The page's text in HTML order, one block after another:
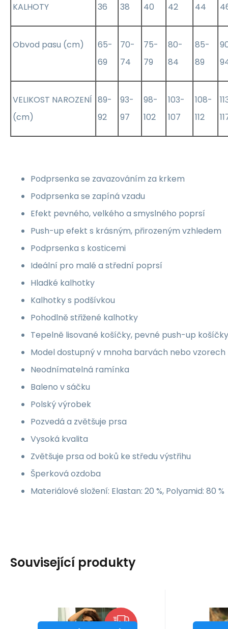
KALHOTY 36 38 40 42 44
Obvod pasu (cm)
65-
69
70-
74
75-
79
80-
84
85-
89
VELIKOST NAROZENÍ
(cm)
89-
92
93-
97
98-
102
103-
107
108-
112
Podprsenka se zavazováním za krkem
Podprsenka se zapíná vzadu
Efekt pevného, velkého a smyslného poprsí
Push-up efekt s krásným, přirozeným vzhledem
Podprsenka s kosticemi
Ideální pro malé a střední poprsí
Hladké kalhotky
Kalhotky s podšívkou
Pohodlně střižené kalhotky
Tepelně lisované košíčky, pevné push-up košíčky
Model dostupný v mnoha barvách nebo vzorech
Neodnímatelná ramínka
Baleno v sáčku
Polský výrobek
Pozvedá a zvětšuje prsa
Vysoká kvalita
Zvětšuje prsa od boků ke středu výstřihu
Šperková ozdoba
Materiálové složení: Elastan: 20 %, Polyamid: 80 %
Související produkty
Dámské dvoudílné
Kód:i10_P69771
Kód dod.:1210004669007
Záruka2 roky
od1 749Kč2 099 Kč
Skladem - expedice ihned
38E
36B
36D
Kód
od1